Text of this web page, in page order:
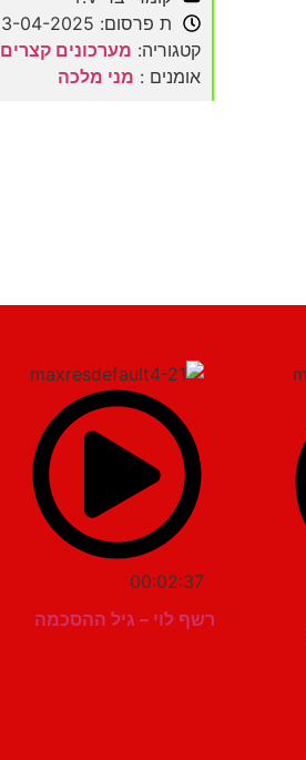
ת פרסום: 13-04-2025
קטגוריה: מערכונים קצרים
אומנים : מני מלכה
00:02:37
רשף לוי – גיל ההסכמה